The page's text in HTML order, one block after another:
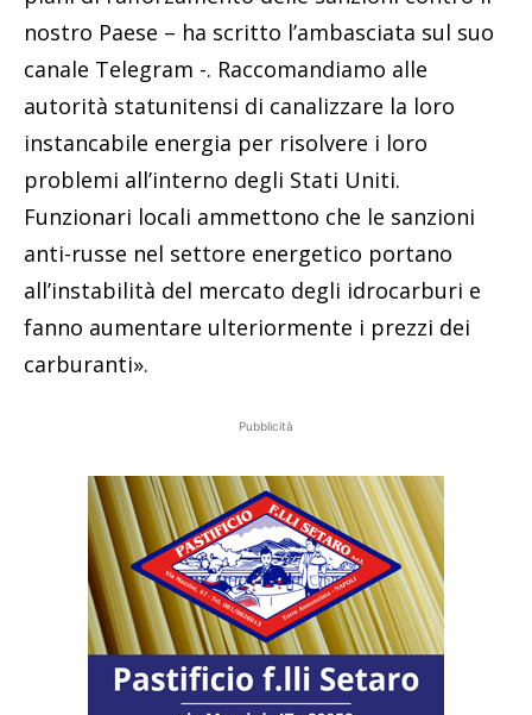
nostro Paese – ha scritto l’ambasciata sul suo
canale Telegram -. Raccomandiamo alle
autorità statunitensi di canalizzare la loro
instancabile energia per risolvere i loro
problemi all’interno degli Stati Uniti.
Funzionari locali ammettono che le sanzioni
anti-russe nel settore energetico portano
all’instabilità del mercato degli idrocarburi e
fanno aumentare ulteriormente i prezzi dei
carburanti».
Pubblicità